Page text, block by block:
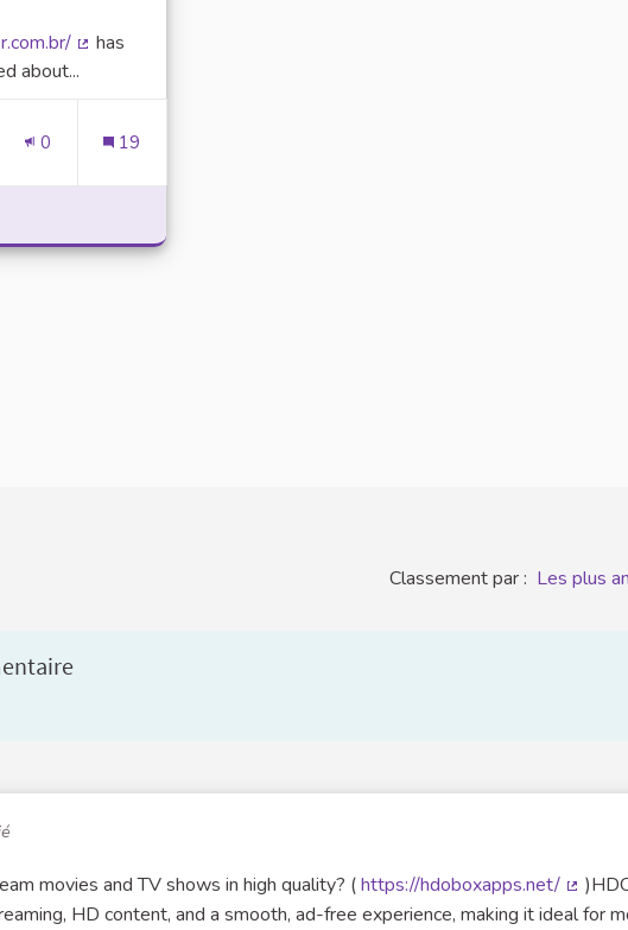
has
about...
0 19
Classement par : Les plus
movies and TV shows in high quality? (https://hdoboxapps.net/
(Lien
HD content, and a smooth, ad-free experience, making it ideal for